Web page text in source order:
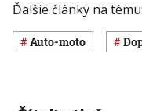
Ďalšie články na tému:
auto-moto